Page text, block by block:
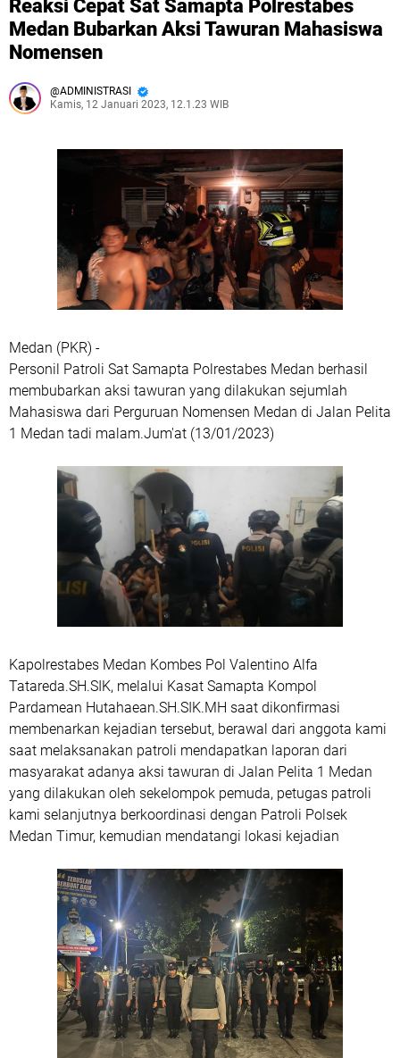
Reaksi Cepat Sat Samapta Polrestabes
Medan Bubarkan Aksi Tawuran Mahasiswa
Nomensen
ADMINISTRASI
Kamis, 12 Januari 2023, 12.1.23 WIB
Medan (PKR) -
Personil Patroli Sat Samapta Polrestabes Medan berhasil
membubarkan aksi tawuran yang dilakukan sejumlah
Mahasiswa dari Perguruan Nomensen Medan di Jalan Pelita
1 Medan tadi malam.Jum'at (13/01/2023)
Kapolrestabes Medan Kombes Pol Valentino Alfa
Tatareda.SH.SIK, melalui Kasat Samapta Kompol
Pardamean Hutahaean.SH.SIK.MH saat dikonfirmasi
membenarkan kejadian tersebut, berawal dari anggota kami
saat melaksanakan patroli mendapatkan laporan dari
masyarakat adanya aksi tawuran di Jalan Pelita 1 Medan
yang dilakukan oleh sekelompok pemuda, petugas patroli
kami selanjutnya berkoordinasi dengan Patroli Polsek
Medan Timur, kemudian mendatangi lokasi kejadian